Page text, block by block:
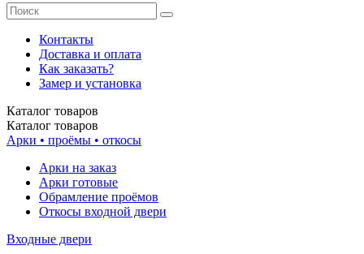
Контакты
Доставка и оплата
Как заказать?
Замер и установка
Каталог товаров
Каталог товаров
Арки • проёмы • откосы
Арки на заказ
Арки готовые
Обрамление проёмов
Откосы входной двери
Входные двери